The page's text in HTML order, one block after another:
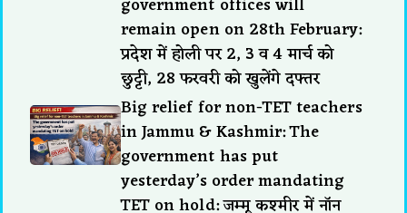
remain open on 28th February:
प्रदेश में होली पर 2, 3 व 4 मार्च को
छुट्टी, 28 फरवरी को खुलेंगे दफ्तर
Big relief for non-TET teachers
in Jammu & Kashmir: The
government has put
yesterday’s order mandating
TET on hold: जम्मू कश्मीर में नॉन